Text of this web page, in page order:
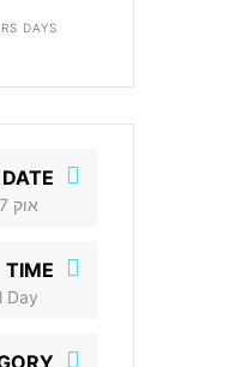
DAYS
DATE
אוק 27 2026
TIME
Day